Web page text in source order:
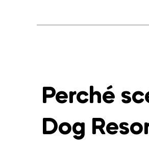
Perché
Dog